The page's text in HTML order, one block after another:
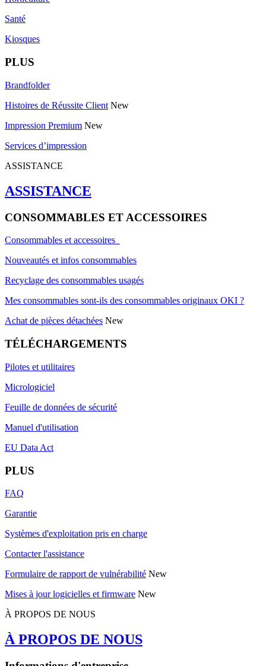
Santé
Kiosques
PLUS
Brandfolder
Histoires de Réussite Client New
Impression Premium New
Services d’impression
ASSISTANCE
ASSISTANCE
CONSOMMABLES ET ACCESSOIRES
Consommables et accessoires
Nouveautés et infos consommables
Recyclage des consommables usagés
Mes consommables sont-ils des consommables originaux OKI ?
Achat de pièces détachées New
TÉLÉCHARGEMENTS
Pilotes et utilitaires
Micrologiciel
Feuille de données de sécurité
Manuel d'utilisation
EU Data Act
PLUS
FAQ
Garantie
Systèmes d'exploitation pris en charge
Contacter l'assistance
Formulaire de rapport de vulnérabilité New
Mises à jour logicielles et firmware New
À PROPOS DE NOUS
À PROPOS DE NOUS